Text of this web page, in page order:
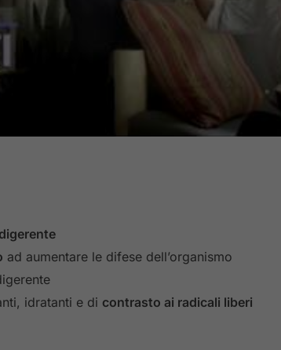
ad aumentare le difese dell’organismo
idratanti e di contrasto ai radicali liberi